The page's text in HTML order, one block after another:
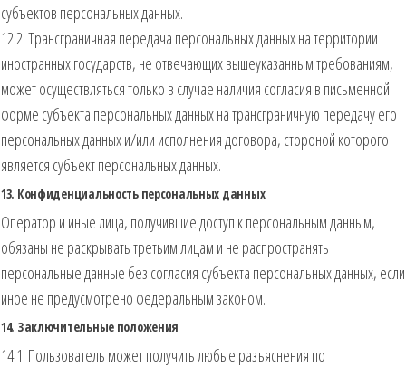
субъектов персональных данных.
12.2. Трансграничная передача персональных данных на территории
иностранных государств, не отвечающих вышеуказанным требованиям,
может осуществляться только в случае наличия согласия в письменной
форме субъекта персональных данных на трансграничную передачу его
персональных данных и/или исполнения договора, стороной которого
является субъект персональных данных.
13. Конфиденциальность персональных данных
Оператор и иные лица, получившие доступ к персональным данным,
обязаны не раскрывать третьим лицам и не распространять
персональные данные без согласия субъекта персональных данных, если
иное не предусмотрено федеральным законом.
14. Заключительные положения
14.1. Пользователь может получить любые разъяснения по